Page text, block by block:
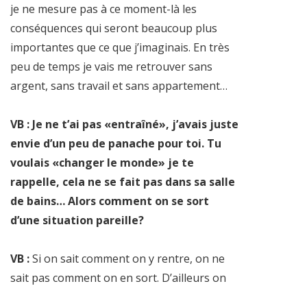
je ne mesure pas à ce moment-là les
conséquences qui seront beaucoup plus
importantes que ce que j’imaginais. En très
peu de temps je vais me retrouver sans
argent, sans travail et sans appartement…
VB : Je ne t’ai pas «entraîné», j’avais juste
envie d’un peu de panache pour toi. Tu
voulais «changer le monde» je te
rappelle, cela ne se fait pas dans sa salle
de bains… Alors comment on se sort
d’une situation pareille?
VB :Si on sait comment on y rentre, on ne
sait pas comment on en sort. D’ailleurs on